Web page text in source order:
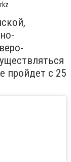
пройдет с 25